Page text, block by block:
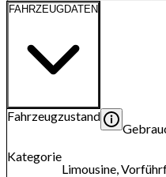
FAHRZEUGDATEN
Fahrzeugzustand
Kategorie
Limousine,